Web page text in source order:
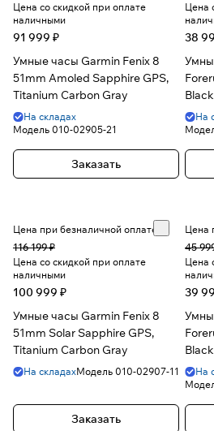
Цена со скидкой при оплате
наличными
91 999 ₽
Умные часы Garmin Fenix 8
51mm Amoled Sapphire GPS,
Titanium Carbon Gray
На складах
Модель 010-02905-21
Заказать
Цена
38
Black
На
Цена при безналичной оплате
116 199 ₽
Цена со скидкой при оплате
наличными
100 999 ₽
Умные часы Garmin Fenix 8
51mm Solar Sapphire GPS,
Titanium Carbon Gray
На складахМодель 010-02907-11
Заказать
Цена
45
Цена
39
Black
На